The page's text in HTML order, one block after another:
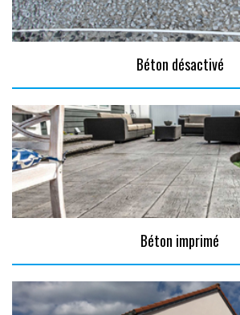
Béton désactivé
Béton imprimé